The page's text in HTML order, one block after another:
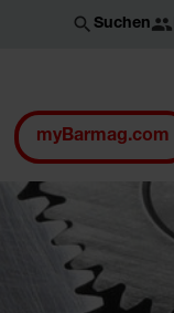
Suchen
myBarmag.com